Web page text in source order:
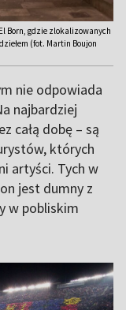
Born, gdzie zlokalizowanych
(fot. Martin Boujon
nie odpowiada
najbardziej
całą dobę – są
których
artyści. Tych w
jest dumny z
w pobliskim